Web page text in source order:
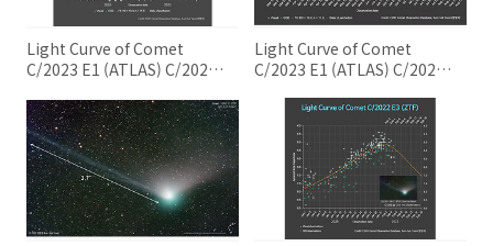
Light Curve of Comet
C/2023 E1 (ATLAS) C/2023
Light Curve of Comet
C/2023 E1 (ATLAS) C/2023